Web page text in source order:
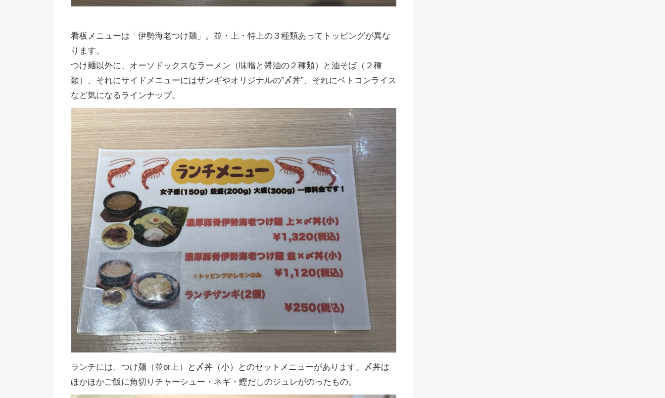
看板メニューは「伊勢海老つけ麺」。並・上・特上の３種類あってトッピングが異な
ります。
つけ麺以外に、オーソドックスなラーメン（味噌と醤油の２種類）と油そば（２種
類）、それにサイドメニューにはザンギやオリジナルの”〆丼”、それにベトコンライス
など気になるラインナップ。
ランチには、つけ麺（並or上）と〆丼（小）とのセットメニューがあります。〆丼は
ほかほかご飯に角切りチャーシュー・ネギ・鰹だしのジュレがのったもの。